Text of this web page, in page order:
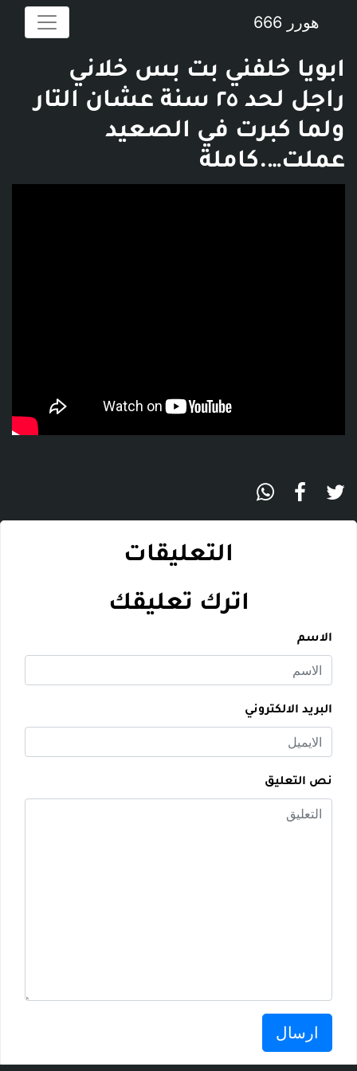
هورر 666
ابويا خلفني بت بس خلاني
راجل لحد ٢٥ سنة عشان التار
ولما كبرت في الصعيد
عملت….كاملة
التعليقات
اترك تعليقك
الاسم
البريد الالكتروني
نص التعليق
ارسال